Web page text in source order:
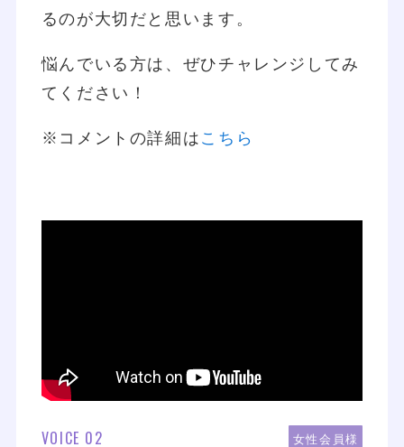
るのが大切だと思います。
悩んでいる方は、ぜひチャレンジしてみ
てください！
※コメントの詳細は こちら
VOICE 02 女性会員様